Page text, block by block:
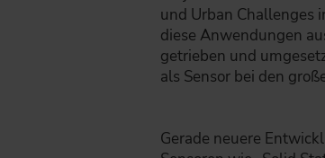
und Urban Challenges
diese Anwendungen
getrieben und
als Sensor bei den
Gerade neuere